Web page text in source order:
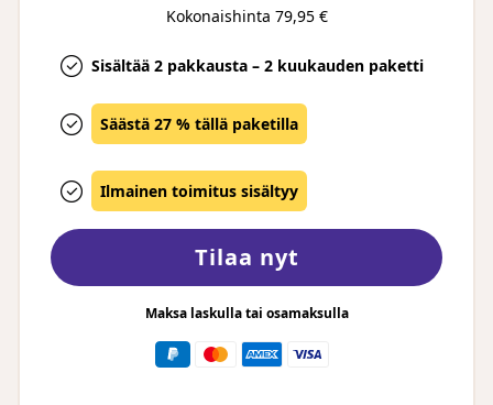
Kokonaishinta 79,95 €
Sisältää 2 pakkausta – 2 kuukauden paketti
Säästä 27 % tällä paketilla
Ilmainen toimitus sisältyy
Tilaa nyt
Maksa laskulla tai osamaksulla